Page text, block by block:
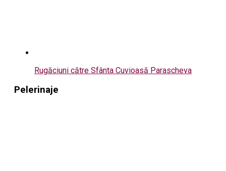
Rugăciuni către Sfânta Cuvioasă Parascheva
Pelerinaje